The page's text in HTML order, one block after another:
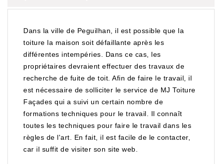
Dans la ville de Peguilhan, il est possible que la
toiture la maison soit défaillante après les
différentes intempéries. Dans ce cas, les
propriétaires devraient effectuer des travaux de
recherche de fuite de toit. Afin de faire le travail, il
est nécessaire de solliciter le service de MJ Toiture
Façades qui a suivi un certain nombre de
formations techniques pour le travail. Il connaît
toutes les techniques pour faire le travail dans les
règles de l'art. En fait, il est facile de le contacter,
car il suffit de visiter son site web.